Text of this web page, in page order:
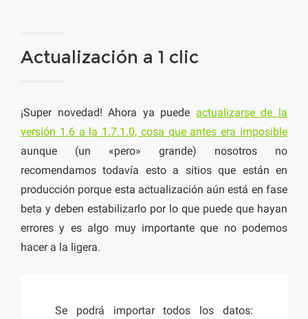
Actualización a 1 clic
¡Super novedad! Ahora ya puede actualizarse de la
versión 1.6 a la 1.7.1.0, cosa que antes era imposible
aunque (un «pero» grande) nosotros no
recomendamos todavía esto a sitios que están en
producción porque esta actualización aún está en fase
beta y deben estabilizarlo por lo que puede que hayan
errores y es algo muy importante que no podemos
hacer a la ligera.
Se podrá importar todos los datos: